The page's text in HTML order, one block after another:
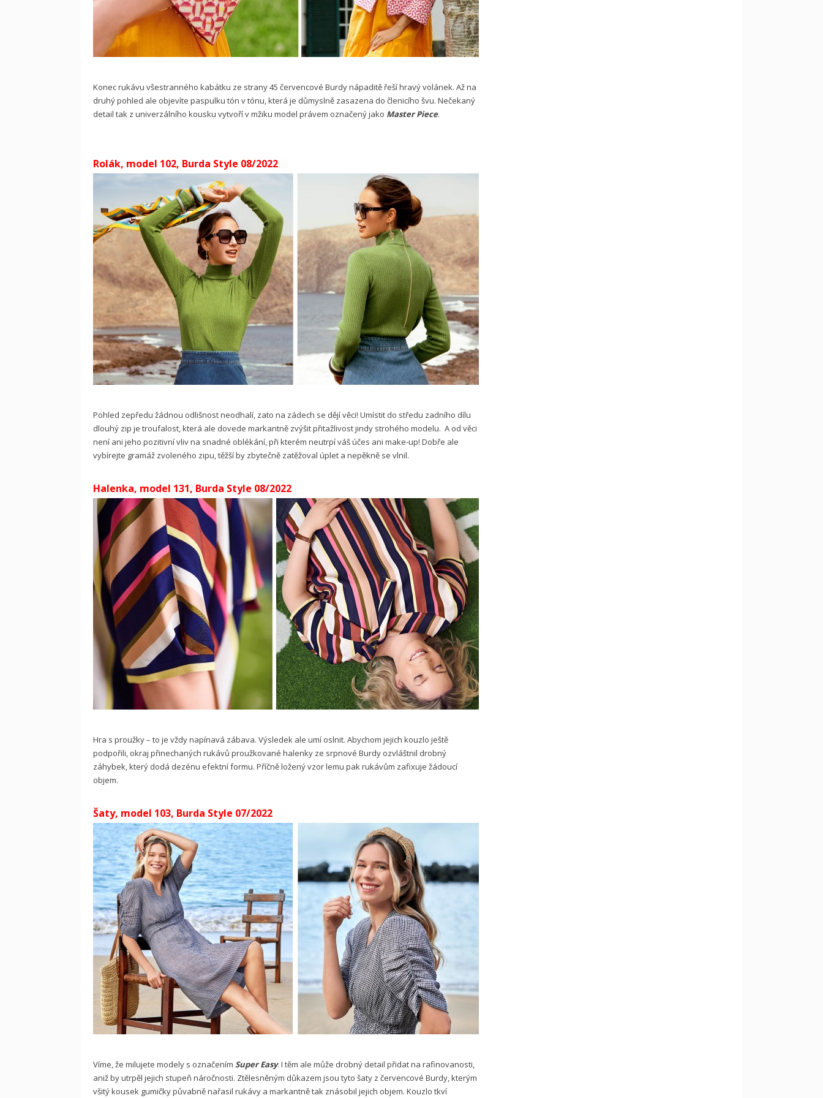
Konec rukávu všestranného kabátku ze strany 45 červencové Burdy nápaditě řeší hravý volánek. Až na
druhý pohled ale objevíte paspulku tón v tónu, která je důmyslně zasazena do členicího švu. Nečekaný
detail tak z univerzálního kousku vytvoří v mžiku model právem označený jako Master Piece.
Rolák, model 102, Burda Style 08/2022
Pohled zepředu žádnou odlišnost neodhalí, zato na zádech se dějí věci! Umístit do středu zadního dílu
dlouhý zip je troufalost, která ale dovede markantně zvýšit přitažlivost jindy strohého modelu. A od věci
není ani jeho pozitivní vliv na snadné oblékání, při kterém neutrpí váš účes ani make-up! Dobře ale
vybírejte gramáž zvoleného zipu, těžší by zbytečně zatěžoval úplet a nepěkně se vlnil.
Halenka, model 131, Burda Style 08/2022
Hra s proužky – to je vždy napínavá zábava. Výsledek ale umí oslnit. Abychom jejich kouzlo ještě
podpořili, okraj přinechaných rukávů proužkované halenky ze srpnové Burdy ozvláštnil drobný
záhybek, který dodá dezénu efektní formu. Příčně ložený vzor lemu pak rukávům zafixuje žádoucí
objem.
Šaty, model 103, Burda Style 07/2022
Víme, že milujete modely s označením Super Easy. I těm ale může drobný detail přidat na rafinovanosti,
aniž by utrpěl jejich stupeň náročnosti. Ztělesněným důkazem jsou tyto šaty z červencové Burdy, kterým
všitý kousek gumičky půvabně nařasil rukávy a markantně tak znásobil jejich objem. Kouzlo tkví